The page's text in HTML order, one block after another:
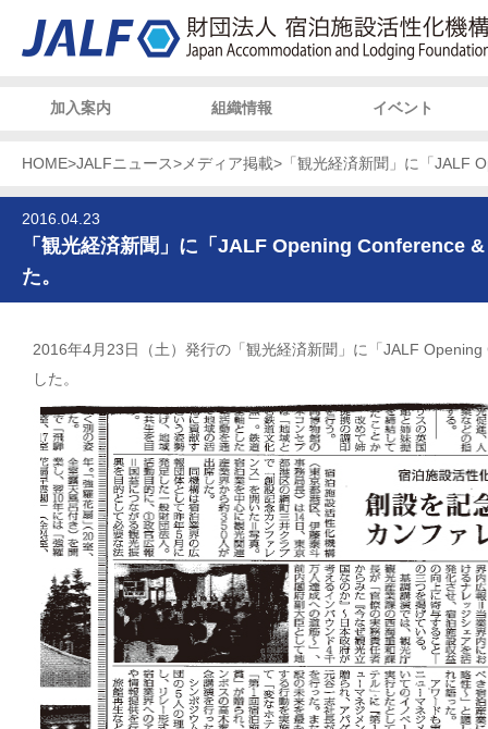
加入案内 組織情報 イベント
HOME>JALFニュース>メディア掲載> 「観光経済新聞」に「JALF
2016.04.23
「観光経済新聞」に「JALF Opening Conference
た。
2016年4月23日（土）発行の「観光経済新聞」に「JALF
した。